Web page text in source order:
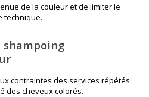
de la couleur et de limiter le
technique.
contraintes des services répétés
des cheveux colorés.